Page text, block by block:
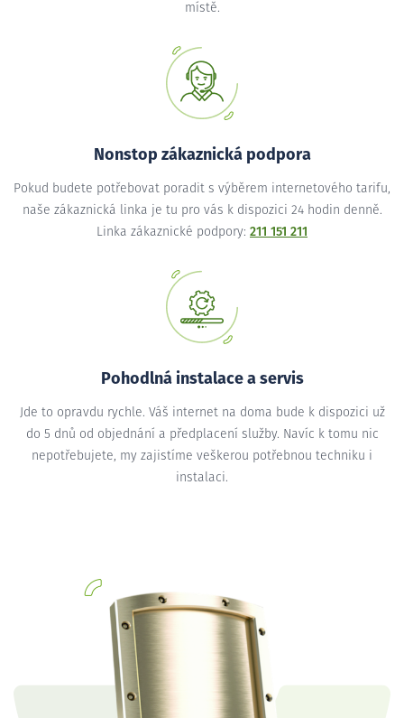
místě.
Nonstop zákaznická podpora
Pokud budete potřebovat poradit s výběrem internetového tarifu,
naše zákaznická linka je tu pro vás k dispozici 24 hodin denně.
Linka zákaznické podpory: 211 151 211
Pohodlná instalace a servis
Jde to opravdu rychle. Váš internet na doma bude k dispozici už
do 5 dnů od objednání a předplacení služby. Navíc k tomu nic
nepotřebujete, my zajistíme veškerou potřebnou techniku i
instalaci.